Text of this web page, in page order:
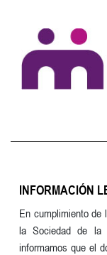
INFORMACIÓN
En cumplimiento de
la Sociedad de la
informamos que el